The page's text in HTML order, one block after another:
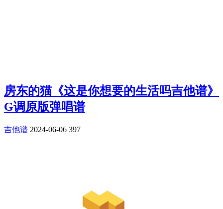
房东的猫《这是你想要的生活吗吉他谱》
G调原版弹唱谱
吉他谱 2024-06-06 397